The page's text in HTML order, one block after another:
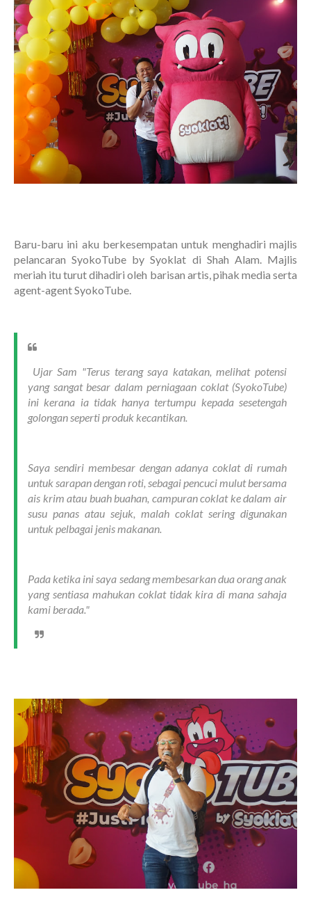
Baru-baru ini aku berkesempatan untuk menghadiri majlis
pelancaran SyokoTube by Syoklat di Shah Alam. Majlis
meriah itu turut dihadiri oleh barisan artis, pihak media serta
agent-agent SyokoTube.
Ujar Sam "Terus terang saya katakan, melihat potensi
yang sangat besar dalam perniagaan coklat (SyokoTube)
ini kerana ia tidak hanya tertumpu kepada sesetengah
golongan seperti produk kecantikan.
Saya sendiri membesar dengan adanya coklat di rumah
untuk sarapan dengan roti, sebagai pencuci mulut bersama
ais krim atau buah buahan, campuran coklat ke dalam air
susu panas atau sejuk, malah coklat sering digunakan
untuk pelbagai jenis makanan.
Pada ketika ini saya sedang membesarkan dua orang anak
yang sentiasa mahukan coklat tidak kira di mana sahaja
kami berada."